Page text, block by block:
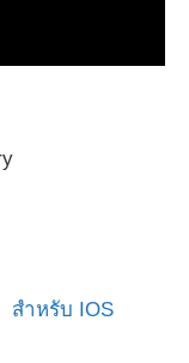
สำหรับ IOS